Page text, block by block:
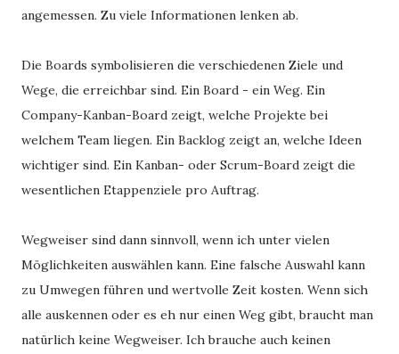
angemessen. Zu viele Informationen lenken ab.
Die Boards symbolisieren die verschiedenen Ziele und
Wege, die erreichbar sind. Ein Board - ein Weg. Ein
Company-Kanban-Board zeigt, welche Projekte bei
welchem Team liegen. Ein Backlog zeigt an, welche Ideen
wichtiger sind. Ein Kanban- oder Scrum-Board zeigt die
wesentlichen Etappenziele pro Auftrag.
Wegweiser sind dann sinnvoll, wenn ich unter vielen
Möglichkeiten auswählen kann. Eine falsche Auswahl kann
zu Umwegen führen und wertvolle Zeit kosten. Wenn sich
alle auskennen oder es eh nur einen Weg gibt, braucht man
natürlich keine Wegweiser. Ich brauche auch keinen